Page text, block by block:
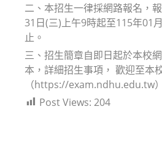
二、本招生一律採網路報名，
31日(三)上午9時起至115年01
止。
三、招生簡章自即日起於本校
本，詳細招生事項， 歡迎至本
（https://exam.ndhu.edu.tw
Post Views: 204